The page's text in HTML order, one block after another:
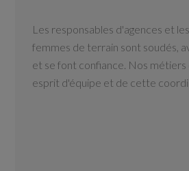
Les responsables d'agences et
femmes de terrain sont soudés,
et se font confiance. Nos
esprit d'équipe et de cette